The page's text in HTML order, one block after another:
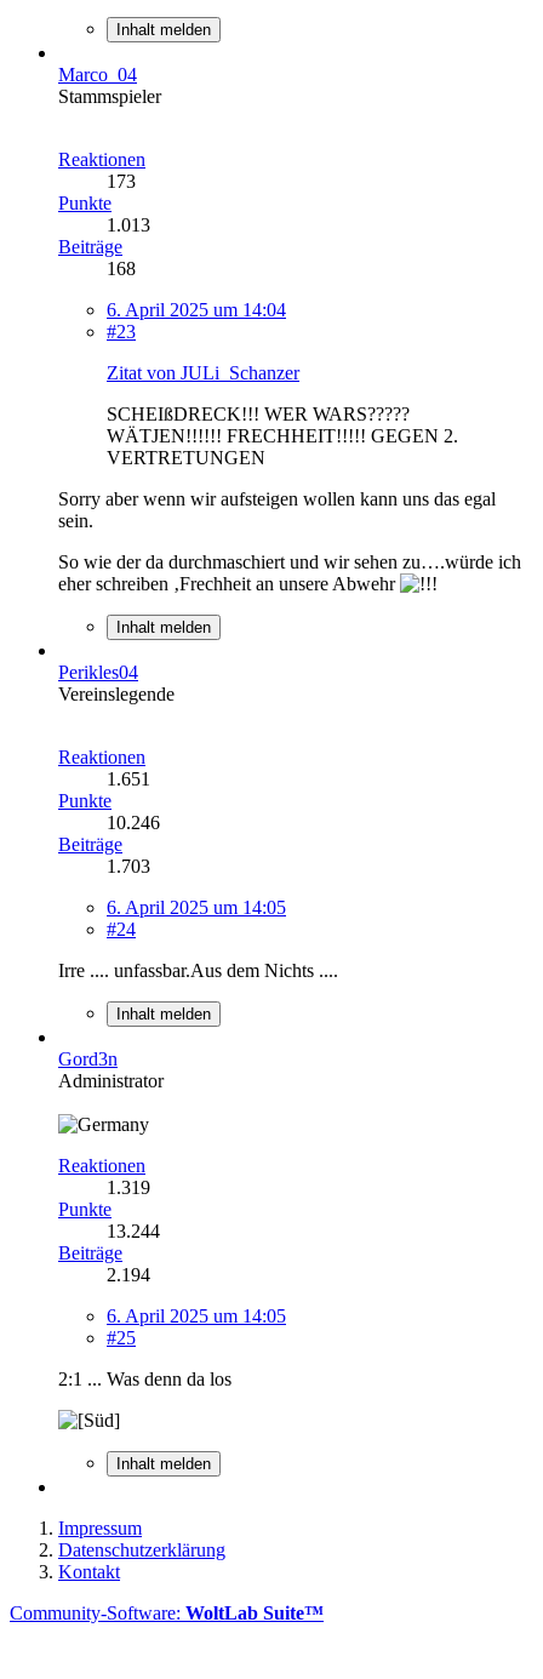
Inhalt melden
Marco_04
Stammspieler
Reaktionen
173
Punkte
1.013
Beiträge
168
6. April 2025 um 14:04
#23
Zitat von JULi_Schanzer
SCHEIßDRECK!!! WER WARS?????
WÄTJEN!!!!!! FRECHHEIT!!!!! GEGEN 2.
VERTRETUNGEN
Sorry aber wenn wir aufsteigen wollen kann uns das egal
sein.
So wie der da durchmaschiert und wir sehen zu….würde ich
eher schreiben ‚Frechheit an unsere Abwehr
Inhalt melden
Perikles04
Vereinslegende
Reaktionen
1.651
Punkte
10.246
Beiträge
1.703
6. April 2025 um 14:05
#24
Irre .... unfassbar.Aus dem Nichts ....
Inhalt melden
Gord3n
Administrator
Reaktionen
1.319
Punkte
13.244
Beiträge
2.194
6. April 2025 um 14:05
#25
2:1 ... Was denn da los
Inhalt melden
Impressum
Datenschutzerklärung
Kontakt
Community-Software: WoltLab Suite™